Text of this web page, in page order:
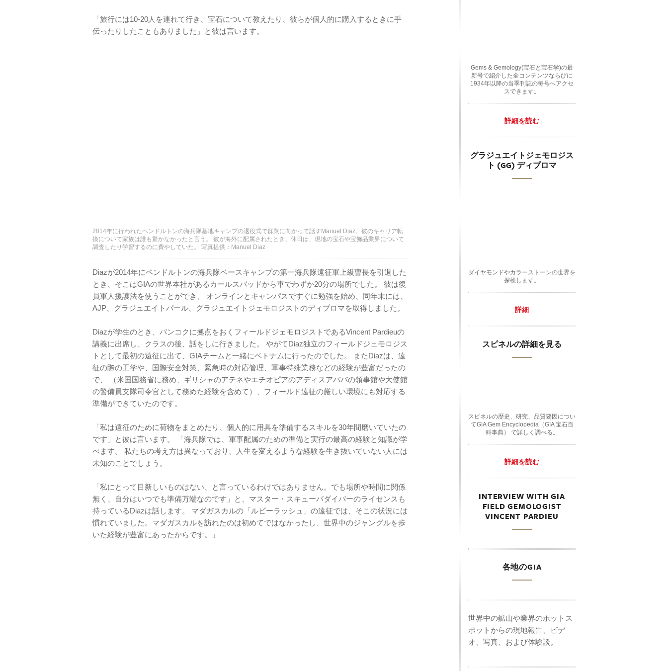
「旅行には10-20人を連れて行き、宝石について教えたり、彼らが個人的に購入するときに手
伝ったりしたこともありました」と彼は言います。
2014年に行われたペンドルトンの海兵隊基地キャンプの退役式で群衆に向かって話すManuel Diaz。彼のキャリア転
換について家族は誰も驚かなかったと言う。 彼が海外に配属されたとき、休日は、現地の宝石や宝飾品業界について
調査したり学習するのに費やしていた。 写真提供：Manuel Diaz
Diazが2014年にペンドルトンの海兵隊ベースキャンプの第一海兵隊遠征軍上級曹長を引退した
とき、そこはGIAの世界本社があるカールスバッドから車でわずか20分の場所でした。 彼は復
員軍人援護法を使うことができ、 オンラインとキャンパスですぐに勉強を始め、同年末には、
AJP、グラジュエイトパール、グラジュエイトジェモロジストのディプロマを取得しました。
Diazが学生のとき、バンコクに拠点をおくフィールドジェモロジストであるVincent Pardieuの
講義に出席し、クラスの後、話をしに行きました。 やがてDiaz独立のフィールドジェモロジス
トとして最初の遠征に出て、GIAチームと一緒にベトナムに行ったのでした。 またDiazは、遠
征の際の工学や、国際安全対策、緊急時の対応管理、軍事特殊業務などの経験が豊富だったの
で、 （米国国務省に務め、ギリシャのアテネやエチオピアのアディスアババの領事館や大使館
の警備員支隊司令官として務めた経験を含めて）、フィールド遠征の厳しい環境にも対応する
準備ができていたのです。
「私は遠征のために荷物をまとめたり、個人的に用具を準備するスキルを30年間磨いていたの
です」と彼は言います。 「海兵隊では、軍事配属のための準備と実行の最高の経験と知識が学
べます。 私たちの考え方は異なっており、人生を変えるような経験を生き抜いていない人には
未知のことでしょう。
「私にとって目新しいものはない、と言っているわけではありません。でも場所や時間に関係
無く、自分はいつでも準備万端なのです」と、マスター・スキューバダイバーのライセンスも
持っているDiazは話します。 マダガスカルの「ルビーラッシュ」の遠征では、そこの状況には
慣れていました。マダガスカルを訪れたのは初めてではなかったし、世界中のジャングルを歩
いた経験が豊富にあったからです。」
Gems & Gemology(宝石と宝石学)の最
新号で紹介した全コンテンツならびに
1934年以降の当季刊誌の毎号へアクセ
スできます。
詳細を読む
グラジュエイトジェモロジス
ト (GG) ディプロマ
ダイヤモンドやカラーストーンの世界を
探検します。
詳細
スピネルの詳細を見る
スピネルの歴史、研究、品質要因につい
てGIA Gem Encyclopedia（GIA 宝石百
科事典） で詳しく調べる。
詳細を読む
INTERVIEW WITH GIA
FIELD GEMOLOGIST
VINCENT PARDIEU
各地のGIA
世界中の鉱山や業界のホットス
ポットからの現地報告、ビデ
オ、写真、および体験談。